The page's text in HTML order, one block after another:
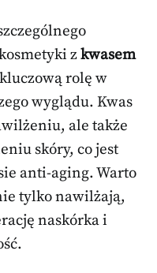
zkwasem
rolę w
wyglądu. Kwas
ale także
skóry, co jest
anti-aging. Warto
tylko nawilżają,
naskórka i